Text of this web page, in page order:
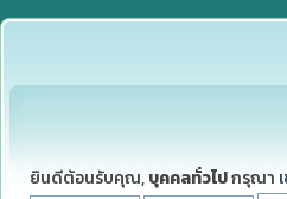
ยินดีต้อนรับคุณ, บุคคลทั่วไปกรุณา